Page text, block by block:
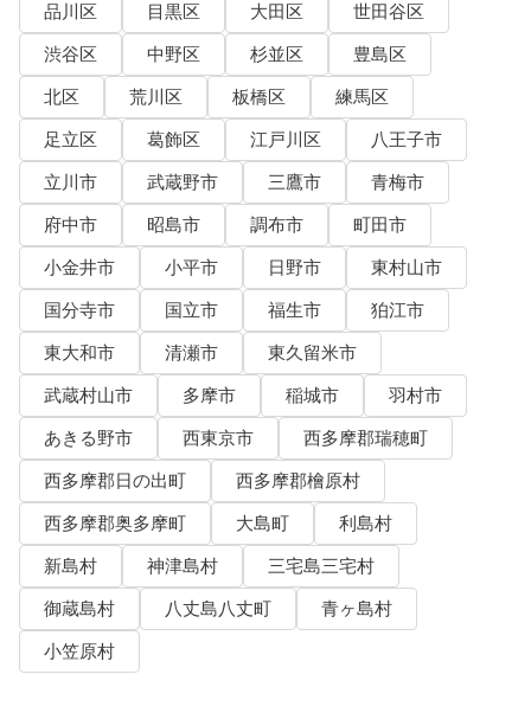
品川区
目黒区 大田区
世田谷区
渋谷区
中野区 杉並区
豊島区
北区
荒川区 板橋区
練馬区
足立区
葛飾区 江戸川区
八王子市
立川市
武蔵野市 三鷹市
青梅市
府中市
昭島市 調布市
町田市
小金井市
小平市 日野市
東村山市
国分寺市
国立市 福生市
狛江市
東大和市
清瀬市
東久留米市
武蔵村山市
多摩市 稲城市
羽村市
あきる野市
西東京市
西多摩郡瑞穂町
西多摩郡日の出町
西多摩郡檜原村
西多摩郡奥多摩町
大島町
利島村
新島村
神津島村
三宅島三宅村
御蔵島村
八丈島八丈町
青ヶ島村
小笠原村